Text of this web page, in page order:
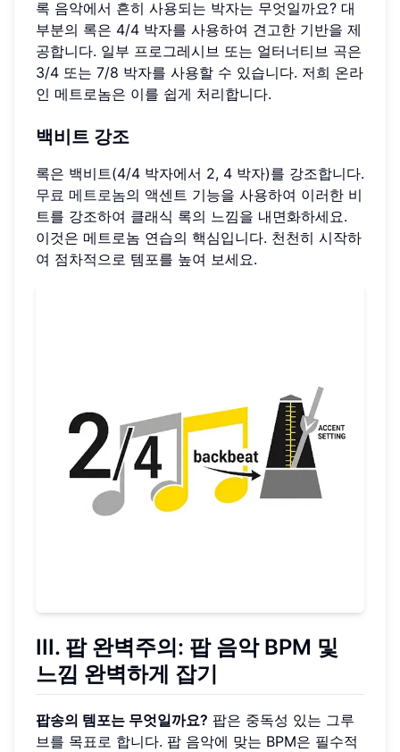
록 음악에서 흔히 사용되는 박자는 무엇일까요? 대
부분의 록은 4/4 박자를 사용하여 견고한 기반을 제
공합니다. 일부 프로그레시브 또는 얼터너티브 곡은
3/4 또는 7/8 박자를 사용할 수 있습니다. 저희 온라
인 메트로놈은 이를 쉽게 처리합니다.
백비트 강조
록은 백비트(4/4 박자에서 2, 4 박자)를 강조합니다.
무료 메트로놈의 액센트 기능을 사용하여 이러한 비
트를 강조하여 클래식 록의 느낌을 내면화하세요.
이것은 메트로놈 연습의 핵심입니다. 천천히 시작하
여 점차적으로 템포를 높여 보세요.
III. 팝 완벽주의: 팝 음악 BPM 및
느낌 완벽하게 잡기
팝송의 템포는 무엇일까요? 팝은 중독성 있는 그루
브를 목표로 합니다. 팝 음악에 맞는 BPM은 필수적